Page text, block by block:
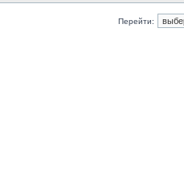
Перейти: